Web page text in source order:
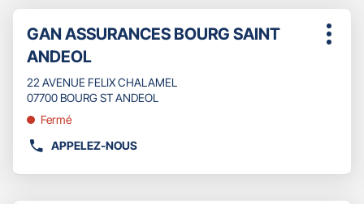
DE
TÉLÉPHONE
DU
POINT
DE
VENTE
GAN
ASSURANCES
ANNONAY
CHATEAU
sur
touche
ENTRÉE
pour
plus
amples
informations
Point
de
vente
:
GAN ASSURANCES BOURG SAINT
ANDEOL
22 AVENUE FELIX CHALAMEL
07700 BOURG ST ANDEOL
Fermé
APPELEZ-NOUS
AFFICHER
Plus